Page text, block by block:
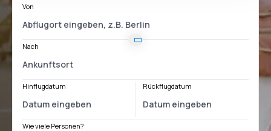
Von
Nach
Hinflugdatum Rückflugdatum
Wie viele Personen?